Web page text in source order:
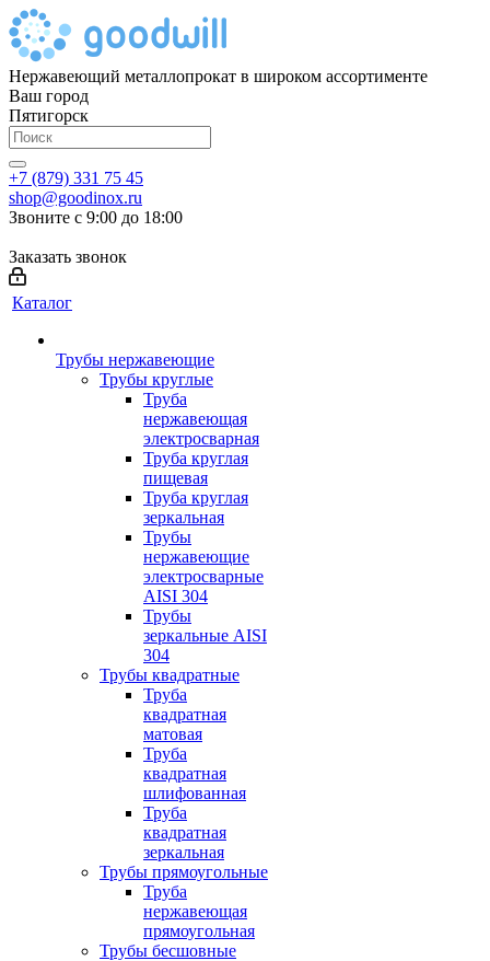
Нержавеющий металлопрокат в широком ассортименте
Ваш город
Пятигорск
+7 (879) 331 75 45
shop@goodinox.ru
Звоните с 9:00 до 18:00
Заказать звонок
Каталог
Трубы нержавеющие
Трубы круглые
Труба
нержавеющая
электросварная
Труба круглая
пищевая
Труба круглая
зеркальная
Трубы
нержавеющие
электросварные
AISI 304
Трубы
зеркальные AISI
304
Трубы квадратные
Труба
квадратная
матовая
Труба
квадратная
шлифованная
Труба
квадратная
зеркальная
Трубы прямоугольные
Труба
нержавеющая
прямоугольная
Трубы бесшовные